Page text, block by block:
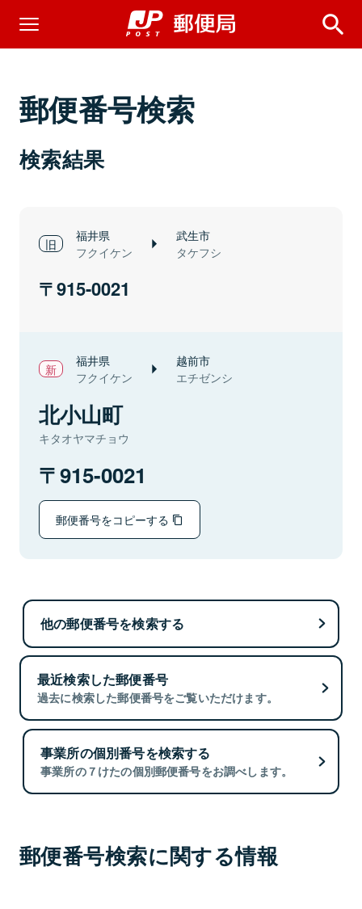
郵便番号検索
検索結果
福井県
フクイケン
武生市
タケフシ
915-0021
福井県
フクイケン
越前市
エチゼンシ
北小山町
キタオヤマチョウ
915-0021
郵便番号をコピーする
他の郵便番号を検索する
最近検索した郵便番号
過去に検索した郵便番号をご覧いただけます。
事業所の個別番号を検索する
事業所の７けたの個別郵便番号をお調べします。
郵便番号検索に関する情報